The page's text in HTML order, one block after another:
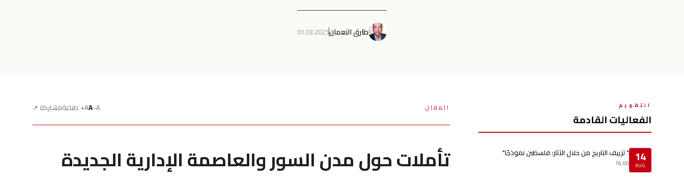
طارق النعمان01.03.2025
المقال A−
A
A+ طباعةمشاركة ↗
تأملات حول مدن السور والعاصمة الإدارية الجديدة
التقويم
الفعاليات القادمة
14
AUG
" تزييف التاريخ من خلال الآثار: فلسطين نموذجًا"
16:00